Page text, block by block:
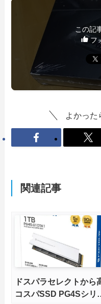
この記
フ
よかった
関連記事
ドスパラセレクトから
コスパSSD PG4Sシリ